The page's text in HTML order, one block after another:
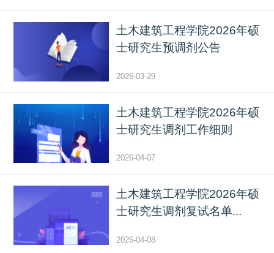
土木建筑工程学院2026年硕
士研究生预调剂公告
2026-03-29
土木建筑工程学院2026年硕
士研究生调剂工作细则
2026-04-07
土木建筑工程学院2026年硕
士研究生调剂复试名单...
2026-04-08